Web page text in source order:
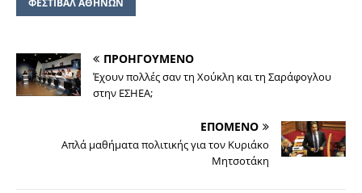
ΠΡΟΗΓΟΥΜΕΝΟ
Έχουν πολλές σαν τη Χούκλη και τη Σαράφογλου
στην ΕΣΗΕΑ;
ΕΠΟΜΕΝΟ
Απλά μαθήματα πολιτικής για τον Κυριάκο
Μητσοτάκη